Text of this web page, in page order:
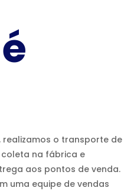
realizamos o transporte de
coleta na fábrica e
aos pontos de venda.
uma equipe de vendas